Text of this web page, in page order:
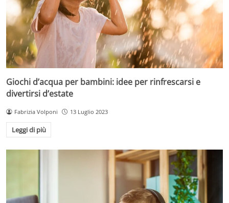
Giochi d’acqua per bambini: idee per rinfrescarsi e
divertirsi d’estate
Fabrizia Volponi 13 Luglio 2023
Leggi di più